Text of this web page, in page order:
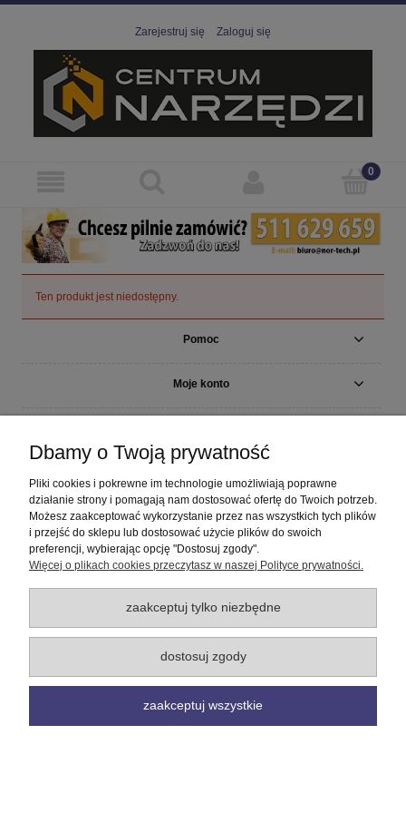
Zarejestruj się Zaloguj się
Ten produkt jest niedostępny.
Pomoc
Moje konto
O nas
pokaż pełną wersję strony
Sklep internetowy Shoper Premium
Dbamy o Twoją prywatność
Pliki cookies i pokrewne im technologie umożliwiają poprawne
działanie strony i pomagają nam dostosować ofertę do Twoich potrzeb.
Możesz zaakceptować wykorzystanie przez nas wszystkich tych plików
i przejść do sklepu lub dostosować użycie plików do swoich
preferencji, wybierając opcję "Dostosuj zgody".
Więcej o plikach cookies przeczytasz w naszej Polityce prywatności.
zaakceptuj tylko niezbędne
dostosuj zgody
zaakceptuj wszystkie